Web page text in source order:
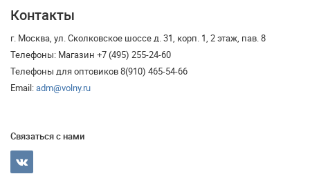
Контакты
г. Москва, ул. Сколковское шоссе д. 31, корп. 1, 2 этаж, пав. 8
Телефоны: Магазин +7 (495) 255-24-60
Телефоны для оптовиков 8(910) 465-54-66
Email:adm@volny.ru
Связаться с нами